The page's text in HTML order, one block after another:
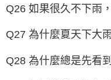
Q26 如果很久不下雨
Q27 為什麼夏天下大
Q28 為什麼總是先看